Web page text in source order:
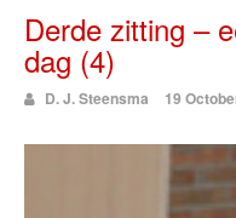
Derde zitting –
dag (4)
D. J. Steensma 19